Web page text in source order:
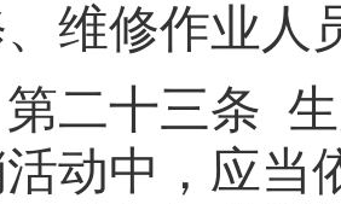
维修作业人
第二十三条
动中，应当